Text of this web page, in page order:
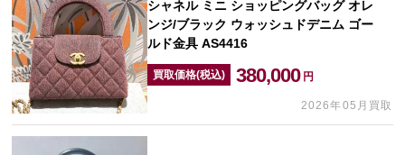
シャネル ミニ ショッピングバッグ オレ
ンジ/ブラック ウォッシュドデニム ゴー
ルド金具 AS4416
買取価格(税込) 380,000 円
2026年05月買取